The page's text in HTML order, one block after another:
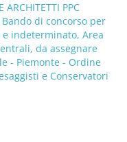
PPC
Bando di concorso per
indeterminato, Area
da assegnare
- Piemonte - Ordine
e Conservatori